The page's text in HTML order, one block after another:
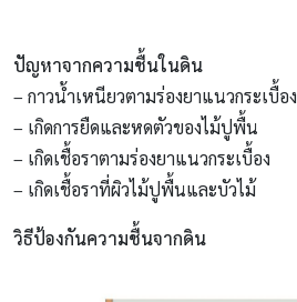
ปัญหาจากความชื้นในดิน
– กาวน้ำเหนียวตามร่องยาแนวกระเบื้อง
– เกิดการยืดและหดตัวของไม้ปูพื้น
– เกิดเชื้อราตามร่องยาแนวกระเบื้อง
– เกิดเชื้อราที่ผิวไม้ปูพื้นและบัวไม้
วิธีป้องกันความชื้นจากดิน